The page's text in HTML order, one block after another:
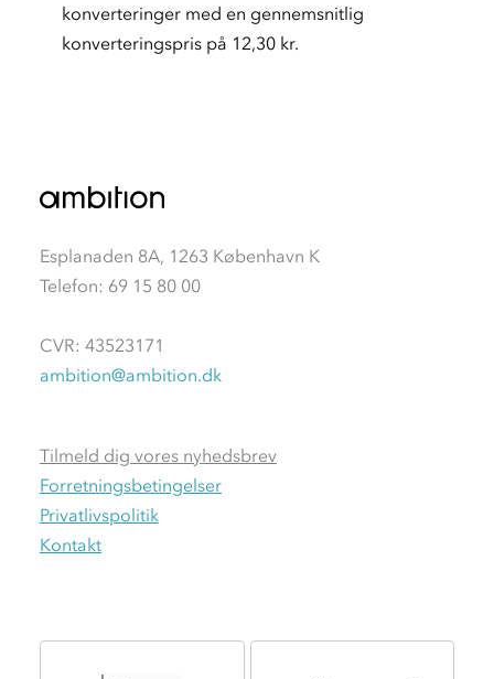
konverteringer med en gennemsnitlig
konverteringspris på 12,30 kr.
Esplanaden 8A, 1263 København K
Telefon: 69 15 80 00
CVR: 43523171
ambition@ambition.dk
Tilmeld dig vores nyhedsbrev
Forretningsbetingelser
Privatlivspolitik
Kontakt